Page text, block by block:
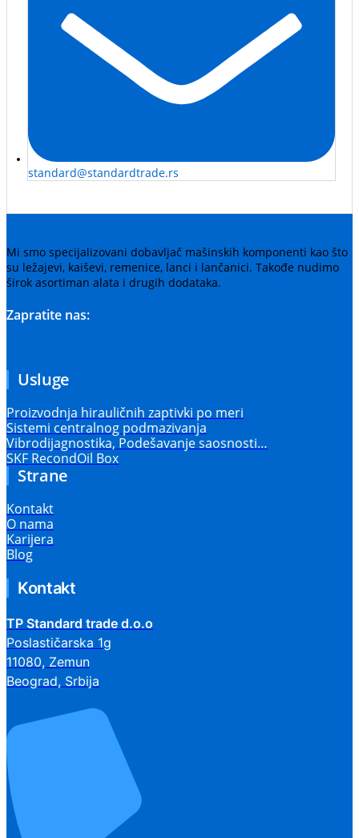
standard@standardtrade.rs
Mi smo specijalizovani dobavljač mašinskih komponenti kao što
su ležajevi, kaiševi, remenice, lanci i lančanici. Takođe nudimo
širok asortiman alata i drugih dodataka.
Zapratite nas:
Usluge
Proizvodnja hirauličnih zaptivki po meri
Sistemi centralnog podmazivanja
Vibrodijagnostika, Podešavanje saosnosti…
SKF RecondOil Box
Strane
Kontakt
O nama
Karijera
Blog
Kontakt
TP Standard trade d.o.o
Poslastičarska 1g
11080, Zemun
Beograd, Srbija